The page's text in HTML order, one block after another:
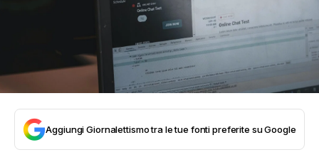
Aggiungi Giornalettismo tra le tue fonti preferite su Google